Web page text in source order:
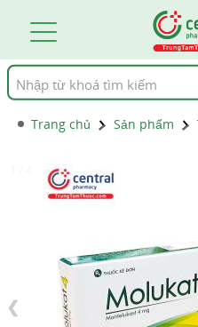
Tìm
kiếm
Trang chủ Sản phẩm
❮